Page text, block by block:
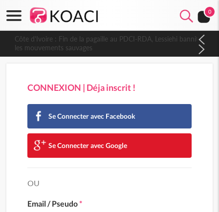
0
Côte d'Ivoire : Fin de la pagaille au PDCI-RDA, Lessiehi bannit
les mouvements sauvages
CONNEXION | Déja inscrit !
Se Connecter avec Facebook
Se Connecter avec Google
OU
Email / Pseudo*